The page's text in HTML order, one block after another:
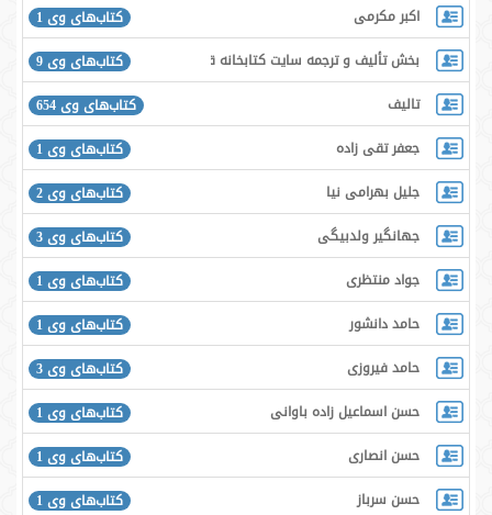
اکبر مکرمی
کتاب‌های وی 1
بخش تألیف و ترجمه سایت کتابخانه قلم
کتاب‌های وی 9
تالیف
کتاب‌های وی 654
جعفر تقی زاده
کتاب‌های وی 1
جلیل بهرامی نیا
کتاب‌های وی 2
جهانگير ولدبيگى
کتاب‌های وی 3
جواد منتظری
کتاب‌های وی 1
حامد دانشور
کتاب‌های وی 1
حامد فیروزی
کتاب‌های وی 3
حسن اسماعیل زاده باوانی
کتاب‌های وی 1
حسن انصاری
کتاب‌های وی 1
حسن سرباز
کتاب‌های وی 1